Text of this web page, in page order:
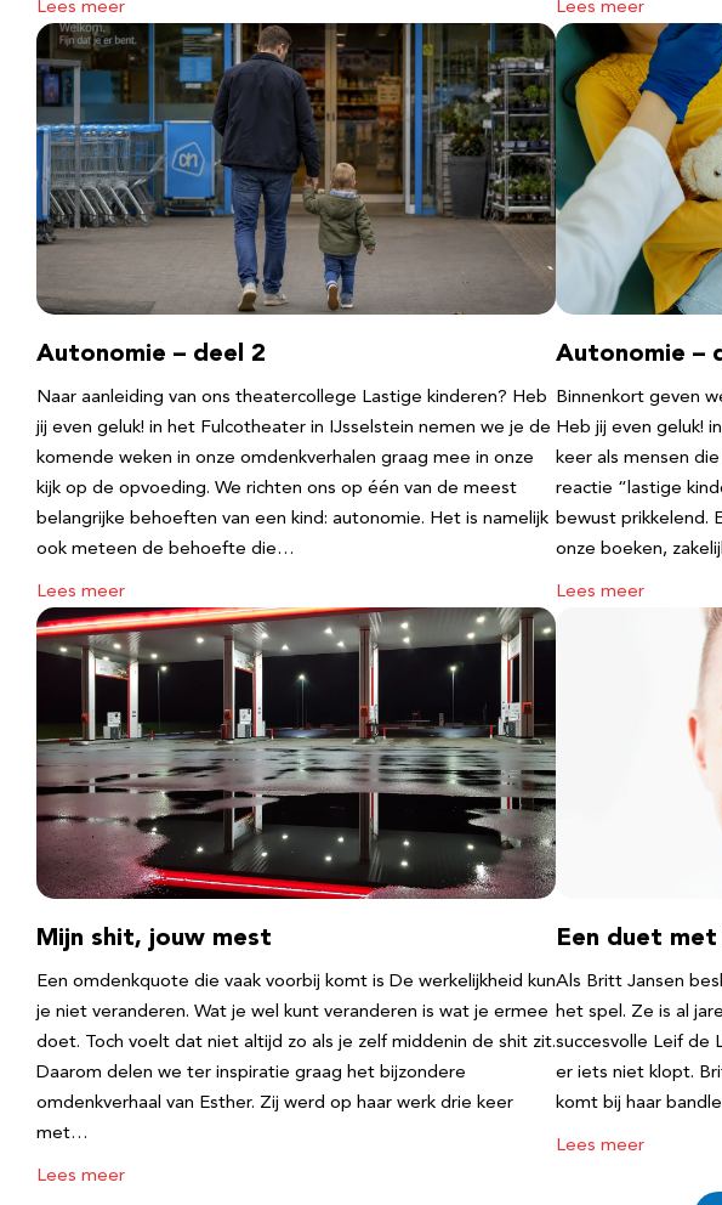
Lees meer Lees meer
Autonomie – deel 2
Naar aanleiding van ons theatercollege Lastige kinderen? Heb
jij even geluk! in het Fulcotheater in IJsselstein nemen we je de
komende weken in onze omdenkverhalen graag mee in onze
kijk op de opvoeding. We richten ons op één van de meest
belangrijke behoeften van een kind: autonomie. Het is namelijk
ook meteen de behoefte die…
Lees meer
Autonomie –
Binnenkort geven
Heb jij even geluk!
keer als mensen
reactie “lastige
bewust prikkelend.
onze boeken,
Lees meer
Mijn shit, jouw mest
Een omdenkquote die vaak voorbij komt is De werkelijkheid kun
je niet veranderen. Wat je wel kunt veranderen is wat je ermee
doet. Toch voelt dat niet altijd zo als je zelf middenin de shit zit.
Daarom delen we ter inspiratie graag het bijzondere
omdenkverhaal van Esther. Zij werd op haar werk drie keer
met…
Lees meer
Een duet
Als Britt Jansen
het spel. Ze is al
succesvolle Leif de
er iets niet klopt.
komt bij haar
Lees meer